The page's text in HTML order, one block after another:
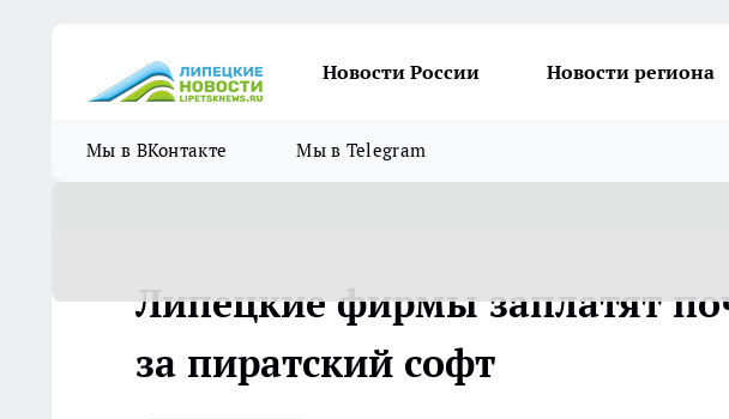
Новости России Новости региона
Мы в ВКонтакте Мы в Telegram
Липецкие фирмы заплатят
за пиратский софт